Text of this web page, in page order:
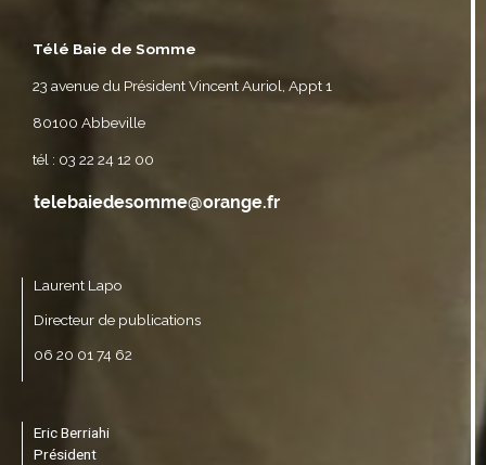
Télé Baie de Somme
23 avenue du Président Vincent Auriol, Appt 1
80100 Abbeville
tél : 03 22 24 12 00
Laurent Lapo
Directeur de publications
06 20 01 74 62
Eric Berriahi
Président